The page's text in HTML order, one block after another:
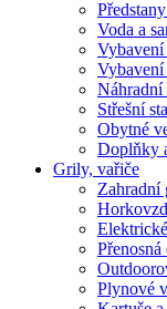
Voda a
Vybavení
Vybavení
Střešní
Obytné
Doplňky
Grily, vařiče
Zahradní
Přenosná
Plynové